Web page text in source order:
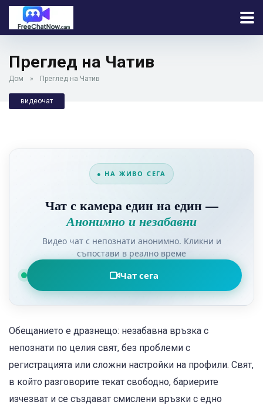
Преглед на Чатив
Дом » Преглед на Чатив
видеочат
● НА ЖИВО СЕГА
Чат с камера един на един —
Анонимно и незабавни
Видео чат с непознати анонимно. Кликни и
съпостави в реално време
Чат сега
Обещанието е дразнещо: незабавна връзка с
непознати по целия свят, без проблеми с
регистрацията или сложни настройки на профили. Свят,
в който разговорите текат свободно, бариерите
изчезват и се създават смислени връзки с едно